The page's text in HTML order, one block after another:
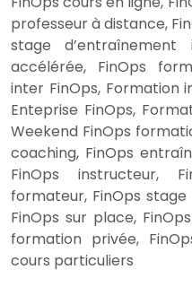
professeur à distance,
stage d’entraînement
accélérée, FinOps
inter FinOps, Formation
Enteprise FinOps,
Weekend FinOps
coaching, FinOps
FinOps instructeur,
formateur, FinOps
FinOps sur place,
formation privée,
cours particuliers